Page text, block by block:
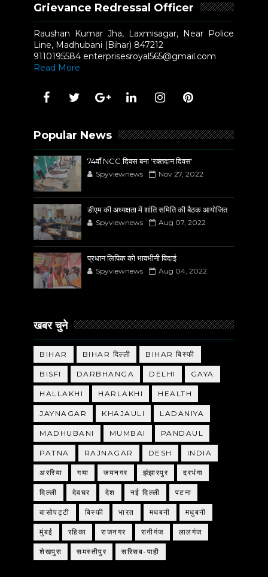
Grievance Redressal Officer
Raushan Kumar Jha, Laxmisagar, Near Police
Line, Madhubani (Bihar) 847212
9110195584 enterprisesroyal565@gmail.com
Read More
Popular News
74वाँ NCC दिवस बना 'रक्तदान दिवस'
Spyviewnews Nov 27, 2022
डीएम की अध्यक्षता में शांति समिति की बैठक आयोजित
Spyviewnews Aug 07, 2022
प्रधान लिपिक को भावभीनी विदाई
Spyviewnews Aug 04, 2022
खबर चुने
BIHAR BIHAR दिल्ली BIHAR बिस्फी
BISFI DARBHANGA DELHI GAYA
HALLAKHI HARLAKHI HEALTH
JAYNAGAR KHAJAULI LADANIYA
MADHUBANI MUMBAI PANDAUL
PATNA RAJNAGAR DESH INDIA
अररिया गया जयनगर झंझारपुर दरभंगा
दिल्ली देवघर देश नई दिल्ली पटना
बासोपट्टी बिस्फी भारत मधबनी मधुबनी
मुंबई रहिका राजनगर रानीगंज लालगंज
शेखपुरा समस्तीपुर सरिसब-पाही